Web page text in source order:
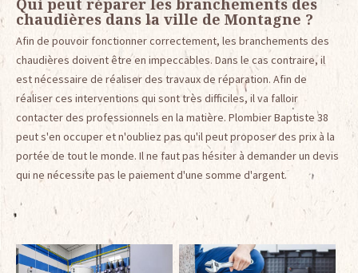
chaudières dans la ville de Montagne ?
Afin de pouvoir fonctionner correctement, les branchements des
chaudières doivent être en impeccables. Dans le cas contraire, il
est nécessaire de réaliser des travaux de réparation. Afin de
réaliser ces interventions qui sont très difficiles, il va falloir
contacter des professionnels en la matière. Plombier Baptiste 38
peut s'en occuper et n'oubliez pas qu'il peut proposer des prix à la
portée de tout le monde. Il ne faut pas hésiter à demander un devis
qui ne nécessite pas le paiement d'une somme d'argent.